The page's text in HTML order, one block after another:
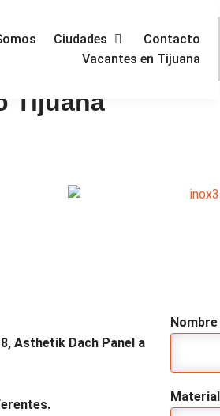
Ciudades
Contacto
Vacantes en Tijuana
Tijuana
Asthetik Dach Panel a
Nombre